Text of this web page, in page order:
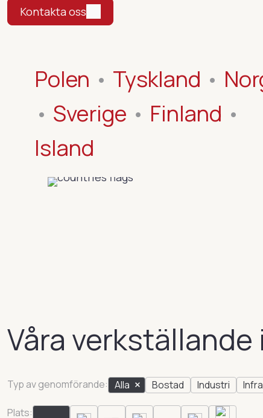
Kontakta oss
Polen • Tyskland •
• Sverige • Finland •
Island
Våra
Typ av genomförande: Alla Bostad Industri
Plats: